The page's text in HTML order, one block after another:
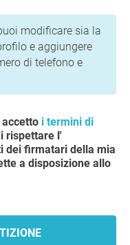
modificare sia la
e aggiungere
di telefono e
accetto i termini di
rispettare l'
dei firmatari della mia
a disposizione allo